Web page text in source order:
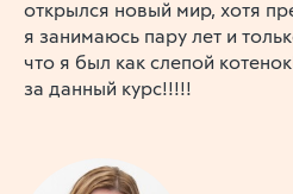
открылся новый мир, хотя
я занимаюсь пару лет и
что я был как слепой
за данный курс!!!!!